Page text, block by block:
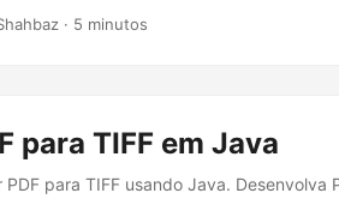
· 5 minutos
para TIFF em Java
para TIFF usando Java. Desenvolva